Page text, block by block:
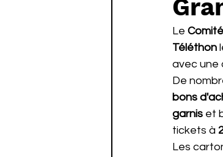
Le
Téléthon
avec une
De
bons
garnis et
tickets à
Les